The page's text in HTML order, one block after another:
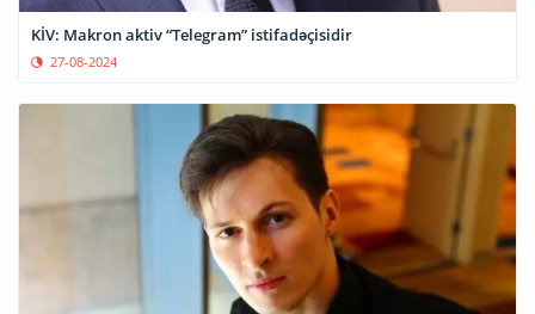
KİV: Makron aktiv “Telegram” istifadəçisidir
27-08-2024